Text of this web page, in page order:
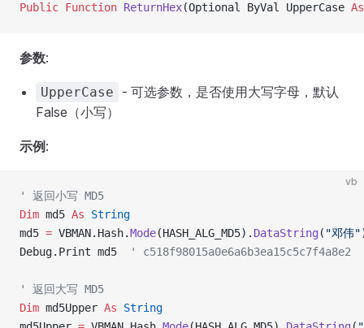
Public Function ReturnHex(Optional ByVal UpperCase As
参数:
UpperCase
- 可选参数，是否使用大写字母，默认
False（小写）
示例 :
vb
' 返回小写 MD5
Dim md5 As String
md5 = VBMAN.Hash.Mode(HASH_ALG_MD5). DataString ( "邓伟"
Debug.Print md5
' c518f98015a0e6a6b3ea15c5c7f4a8e2
' 返回大写 MD5
Dim md5Upper As String